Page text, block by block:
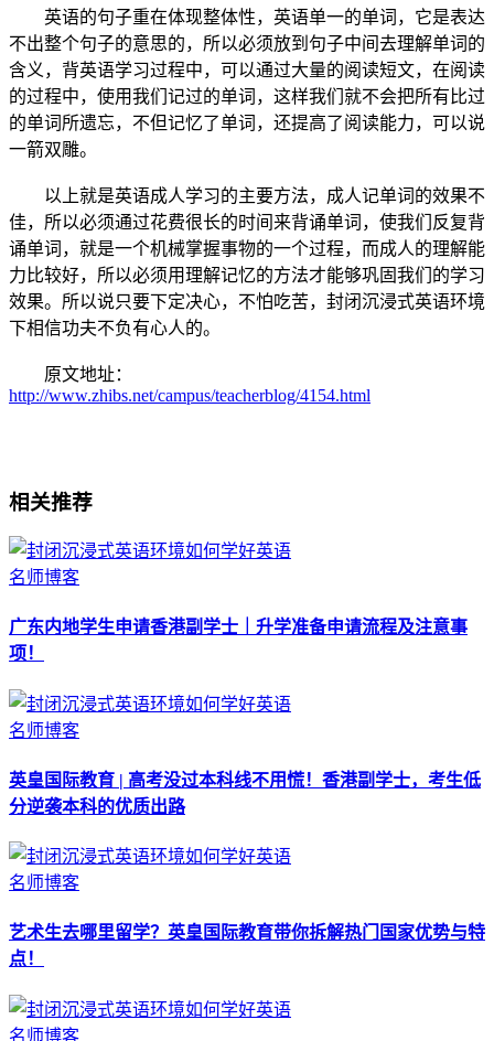
英语的句子重在体现整体性，英语单一的单词，它是表达
不出整个句子的意思的，所以必须放到句子中间去理解单词的
含义，背英语学习过程中，可以通过大量的阅读短文，在阅读
的过程中，使用我们记过的单词，这样我们就不会把所有比过
的单词所遗忘，不但记忆了单词，还提高了阅读能力，可以说
一箭双雕。
以上就是英语成人学习的主要方法，成人记单词的效果不
佳，所以必须通过花费很长的时间来背诵单词，使我们反复背
诵单词，就是一个机械掌握事物的一个过程，而成人的理解能
力比较好，所以必须用理解记忆的方法才能够巩固我们的学习
效果。所以说只要下定决心，不怕吃苦，封闭沉浸式英语环境
下相信功夫不负有心人的。
原文地址：
http://www.zhibs.net/campus/teacherblog/4154.html
相关推荐
名师博客
广东内地学生申请香港副学士｜升学准备申请流程及注意事
项！
名师博客
英皇国际教育 | 高考没过本科线不用慌！香港副学士，考生低
分逆袭本科的优质出路
名师博客
艺术生去哪里留学？英皇国际教育带你拆解热门国家优势与特
点！
名师博客